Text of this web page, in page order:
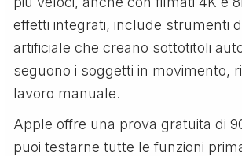
effetti integrati, include strumenti
artificiale che creano sottotitoli
seguono i soggetti in movimento,
lavoro manuale.
Apple offre una prova gratuita di
puoi testarne tutte le funzioni